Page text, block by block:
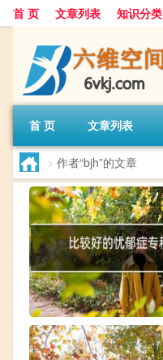
首 页 文章列表 知识分类
首 页 文章列表
> 作者“bjh”的文章